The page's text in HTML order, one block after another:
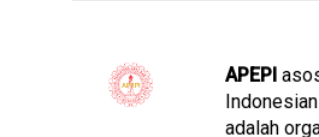
APEPI
adalah